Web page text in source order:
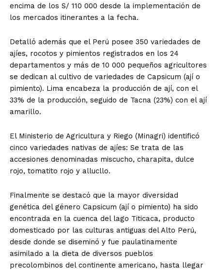
encima de los S/ 110 000 desde la implementación de
los mercados itinerantes a la fecha.
Detalló además que el Perú posee 350 variedades de
ajíes, rocotos y pimientos registrados en los 24
departamentos y más de 10 000 pequeños agricultores
se dedican al cultivo de variedades de Capsicum (ají o
pimiento). Lima encabeza la producción de ají, con el
33% de la producción, seguido de Tacna (23%) con el ají
amarillo.
El Ministerio de Agricultura y Riego (Minagri) identificó
cinco variedades nativas de ajíes: Se trata de las
accesiones denominadas miscucho, charapita, dulce
rojo, tomatito rojo y allucllo.
Finalmente se destacó que la mayor diversidad
genética del género Capsicum (ají o pimiento) ha sido
encontrada en la cuenca del lago Titicaca, producto
domesticado por las culturas antiguas del Alto Perú,
desde donde se diseminó y fue paulatinamente
asimilado a la dieta de diversos pueblos
precolombinos del continente americano, hasta llegar